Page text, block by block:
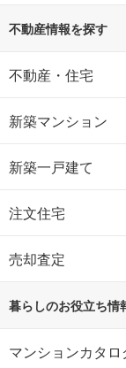
不動産情報を探す
不動産・住宅
新築マンション
新築一戸建て
注文住宅
売却査定
暮らしのお役立ち情
マンションカタロ